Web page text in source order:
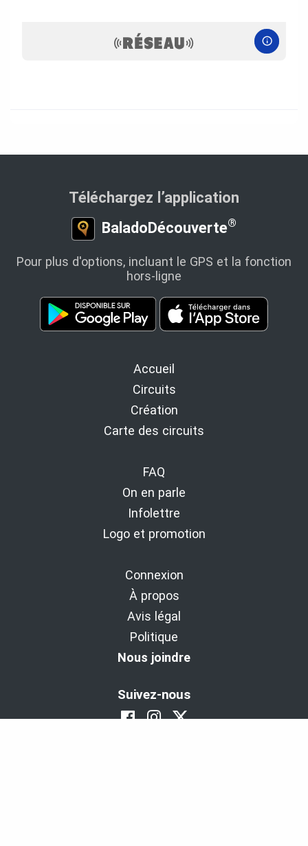
Téléchargez l’application
BaladoDécouverte®
Pour plus d'options, incluant le GPS et la fonction
hors‑ligne
Accueil
Circuits
Création
Carte des circuits
FAQ
On en parle
Infolettre
Logo et promotion
Connexion
À propos
Avis légal
Politique
Nous joindre
Suivez-nous